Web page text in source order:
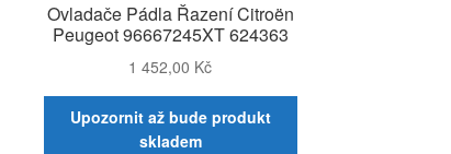
Ovladače Pádla Řazení Citroën
Peugeot 96667245XT 624363
1 452,00 Kč
Upozornit až bude produkt
skladem